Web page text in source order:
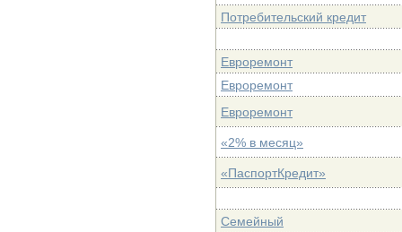
Потребительский кредит
Евроремонт
Евроремонт
Евроремонт
«2% в месяц»
«ПаспортКредит»
Семейный